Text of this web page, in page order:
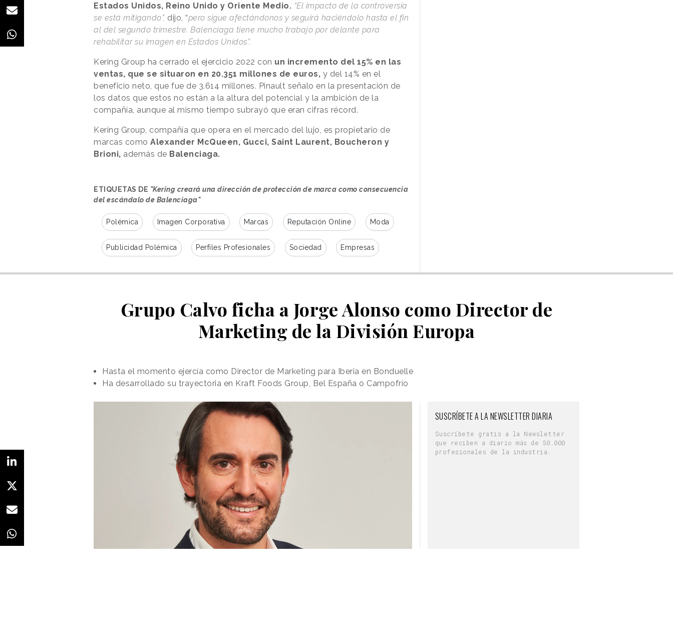
Estados Unidos, Reino Unido y Oriente Medio. “El impacto de la controversia
se está mitigando”, dijo, “pero sigue afectándonos y seguirá haciéndolo hasta el fin
al del segundo trimestre. Balenciaga tiene mucho trabajo por delante para
rehabilitar su imagen en Estados Unidos”.
Kering Group ha cerrado el ejercicio 2022 con un incremento del 15% en las
ventas, que se situaron en 20.351 millones de euros, y del 14% en el
beneficio neto, que fue de 3.614 millones. Pinault señalo en la presentación de
los datos que estos no están a la altura del potencial y la ambición de la
compañía, aunque al mismo tiempo subrayó que eran cifras récord.
Kering Group, compañía que opera en el mercado del lujo, es propietario de
marcas como Alexander McQueen, Gucci, Saint Laurent, Boucheron y
Brioni, además de Balenciaga.
ETIQUETAS DE "Kering creará una dirección de protección de marca como consecuencia
del escándalo de Balenciaga"
Polémica Imagen Corporativa Marcas Reputación Online Moda
Publicidad Polémica Perfiles Profesionales Sociedad Empresas
Grupo Calvo ficha a Jorge Alonso como Director de
Marketing de la División Europa
Hasta el momento ejercía como Director de Marketing para Iberia en Bonduelle
Ha desarrollado su trayectoria en Kraft Foods Group, Bel España o Campofrío
SUSCRÍBETE A LA NEWSLETTER DIARIA
Suscríbete gratis a la Newsletter
que reciben a diario más de 50.000
profesionales de la industria.